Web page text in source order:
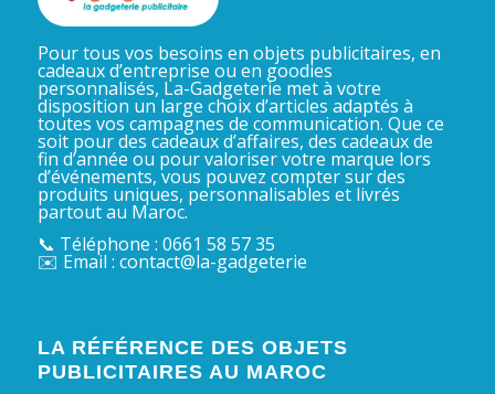
Pour tous vos besoins en objets publicitaires, en
cadeaux d’entreprise ou en goodies
personnalisés, La-Gadgeterie met à votre
disposition un large choix d’articles adaptés à
toutes vos campagnes de communication. Que ce
soit pour des cadeaux d’affaires, des cadeaux de
fin d’année ou pour valoriser votre marque lors
d’événements, vous pouvez compter sur des
produits uniques, personnalisables et livrés
partout au Maroc.
📞 Téléphone : 0661 58 57 35
✉️ Email : contact@la-gadgeterie
LA RÉFÉRENCE DES OBJETS
PUBLICITAIRES AU MAROC